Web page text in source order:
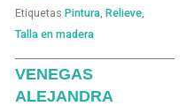
Etiquetas Pintura ,Relieve
Talla en madera
VENEGAS
ALEJANDRA